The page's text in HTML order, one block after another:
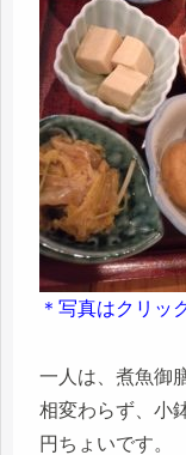
＊写真はクリッ
一人は、煮魚御
相変わらず、小
円ちょいです。